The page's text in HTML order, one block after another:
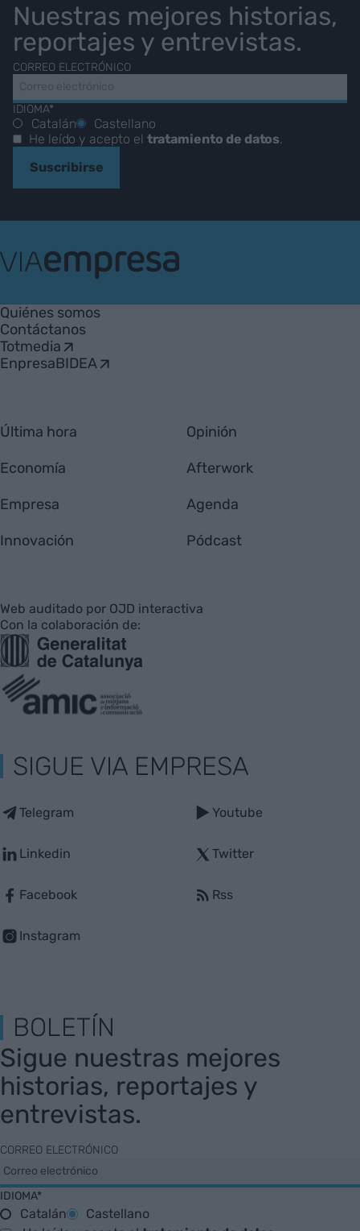
Nuestras mejores historias,
reportajes y entrevistas.
CORREO ELECTRÓNICO
IDIOMA*
Catalán
Castellano
He leído y acepto el tratamiento de datos.
Suscribirse
Empresa
Quiénes somos
Contáctanos
Totmedia
EnpresaBIDEA
Última hora
Economía
Empresa
Innovación
Opinión
Afterwork
Agenda
Pódcast
Web auditado por OJD interactiva
Con la colaboración de:
SIGUE VIA EMPRESA
Telegram
Linkedin
Facebook
Instagram
Youtube
Twitter
Rss
BOLETÍN
Sigue nuestras mejores
historias, reportajes y
entrevistas.
CORREO ELECTRÓNICO
IDIOMA*
Catalán
Castellano